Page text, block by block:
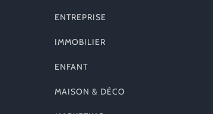
ENTREPRISE
IMMOBILIER
ENFANT
MAISON & DÉCO